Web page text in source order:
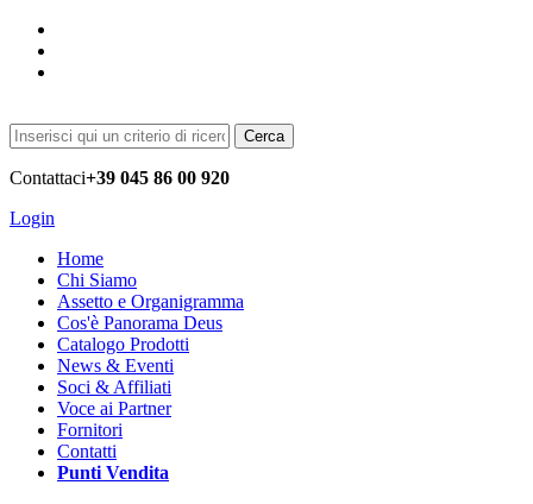
Cerca
Contattaci+39 045 86 00 920
Login
Home
Chi Siamo
Assetto e Organigramma
Cos'è Panorama Deus
Catalogo Prodotti
News & Eventi
Soci & Affiliati
Voce ai Partner
Fornitori
Contatti
Punti Vendita